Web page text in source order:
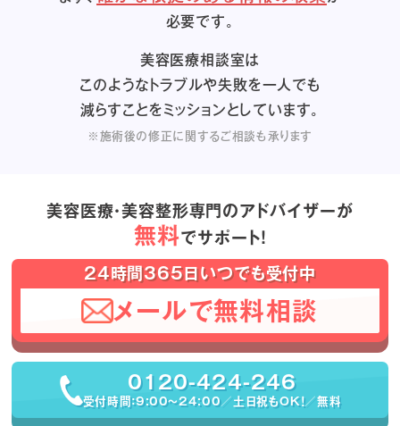
必要です。
美容医療相談室は
このようなトラブルや失敗を一人でも
減らすことをミッションとしています。
※施術後の修正に関するご相談も承ります
美容医療・美容整形専門のアドバイザーが
無料でサポート！
24時間365日いつでも受付中
メールで無料相談
0120-424-246
受付時間：9:00〜24:00／土日祝もOK！／無料